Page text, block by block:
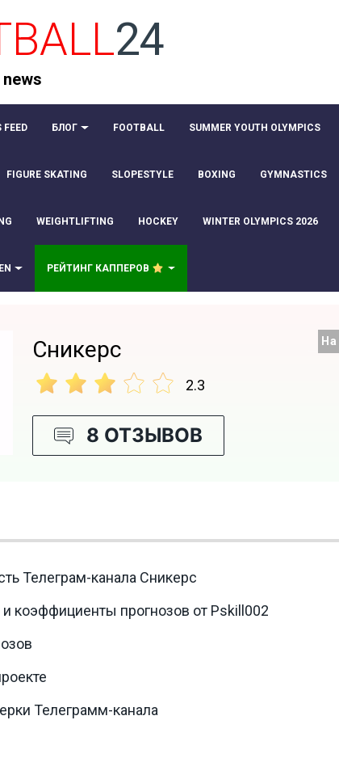
24
FEED БЛОГ FOOTBALL SUMMER YOUTH OLYMPICS
FIGURE SKATING SLOPESTYLE BOXING GYMNASTICS
WEIGHTLIFTING HOCKEY WINTER OLYMPICS 2026
РЕЙТИНГ КАППЕРОВ
Сникерс
2.3
8 ОТЗЫВОВ
Телеграм-канала Сникерс
и коэффициенты прогнозов от Pskill002
Телеграмм-канала